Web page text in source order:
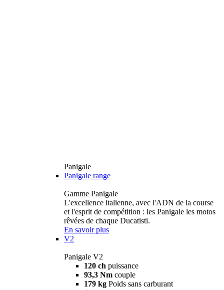
Panigale
Panigale range
Gamme Panigale
L'excellence italienne, avec l'ADN de la course
et l'esprit de compétition : les Panigale les motos
rêvées de chaque Ducatisti.
En savoir plus
V2
Panigale V2
120 ch puissance
93,3 Nm couple
179 kg Poids sans carburant